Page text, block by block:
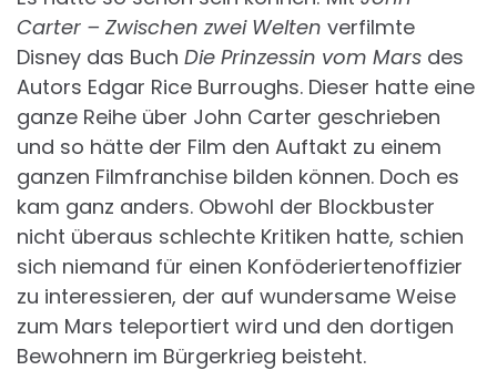
Carter – Zwischen zwei Welten verfilmte
Disney das Buch Die Prinzessin vom Mars des
Autors Edgar Rice Burroughs. Dieser hatte eine
ganze Reihe über John Carter geschrieben
und so hätte der Film den Auftakt zu einem
ganzen Filmfranchise bilden können. Doch es
kam ganz anders. Obwohl der Blockbuster
nicht überaus schlechte Kritiken hatte, schien
sich niemand für einen Konföderiertenoffizier
zu interessieren, der auf wundersame Weise
zum Mars teleportiert wird und den dortigen
Bewohnern im Bürgerkrieg beisteht.